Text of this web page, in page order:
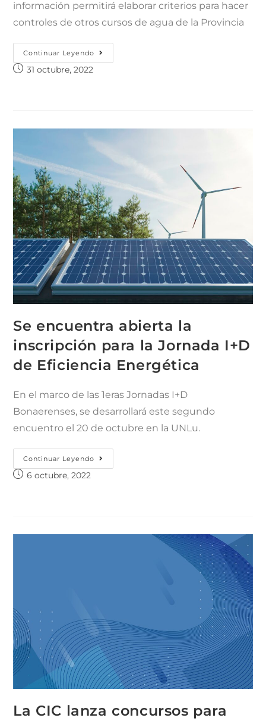
información permitirá elaborar criterios para hacer
controles de otros cursos de agua de la Provincia
Continuar Leyendo
31 octubre, 2022
Se encuentra abierta la
inscripción para la Jornada I+D
de Eficiencia Energética
En el marco de las 1eras Jornadas I+D
Bonaerenses, se desarrollará este segundo
encuentro el 20 de octubre en la UNLu.
Continuar Leyendo
6 octubre, 2022
La CIC lanza concursos para